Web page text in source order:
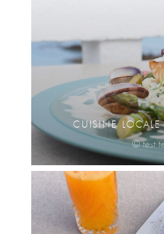
CUISINE
© test